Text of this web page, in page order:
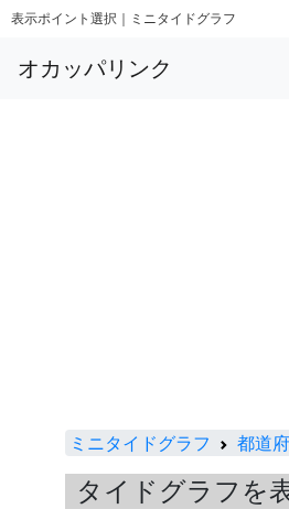
表示ポイント選択｜ミニタイドグラフ
オカッパリンク
ミニタイドグラフ 都道
タイドグラフを